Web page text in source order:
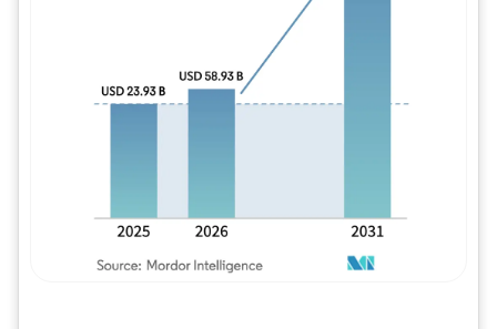
Image © Mordor Intelligence. La